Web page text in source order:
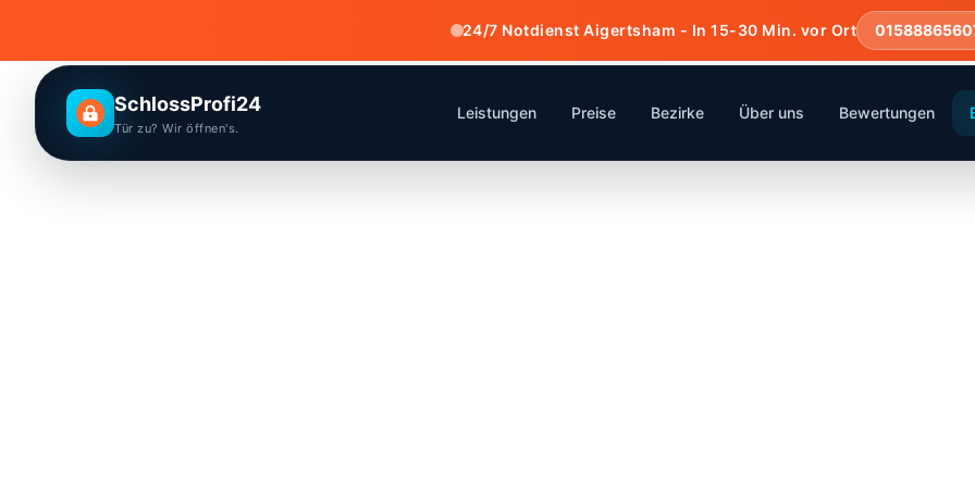
24/7 Notdienst Aigertsham - In 15-30 Min. vor Ort
SchlossProfi24
Tür zu? Wir öffnen's.
Leistungen Preise Bezirke Über uns Bewertungen